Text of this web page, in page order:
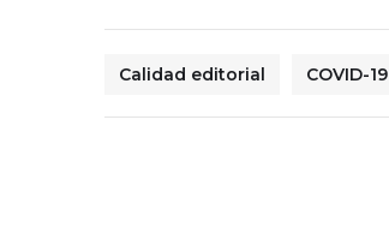
Calidad editorial COVID-19